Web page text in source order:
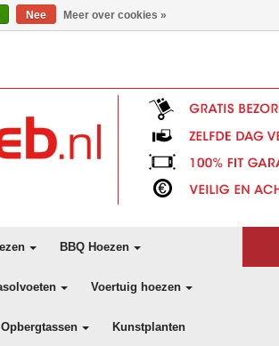
BBQ Hoezen
Voertuig hoezen
Opbergtassen Kunstplanten
Nee Meer over cookies »